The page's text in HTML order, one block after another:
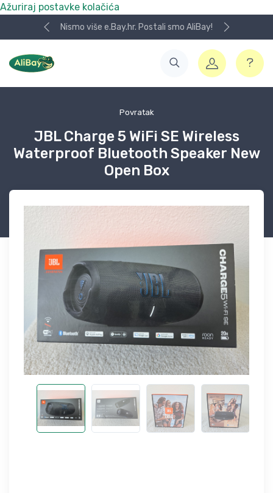
Ažuriraj postavke kolačića
Nismo više e.Bay.hr. Postali smo AliBay!
Povratak
JBL Charge 5 WiFi SE Wireless
Waterproof Bluetooth Speaker New
Open Box